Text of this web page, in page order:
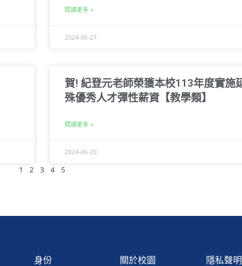
閱讀更多 »
2024-06-27
賀! 紀登元老師榮獲本校113年度實施
殊優秀人才彈性薪資【教學類】
閱讀更多 »
2024-06-20
1 2 3 4 5
身份 關於校園 隱私聲明